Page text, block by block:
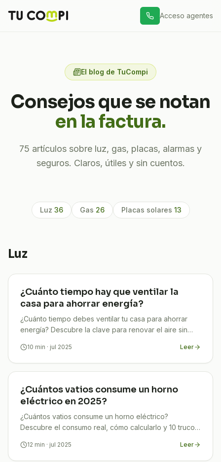
Acceso agentes
El blog de TuCompi
Consejos que se notan
en la factura.
75 artículos sobre luz, gas, placas, alarmas y
seguros. Claros, útiles y sin cuentos.
Luz 36 Gas 26 Placas solares 13
Luz
¿Cuánto tiempo hay que ventilar la
casa para ahorrar energía?
¿Cuánto tiempo debes ventilar tu casa para ahorrar
energía? Descubre la clave para renovar el aire sin
10 min · jul 2025 Leer
¿Cuántos vatios consume un horno
eléctrico en 2025?
¿Cuántos vatios consume un horno eléctrico?
Descubre el consumo real, cómo calcularlo y 10 trucos
12 min · jul 2025 Leer